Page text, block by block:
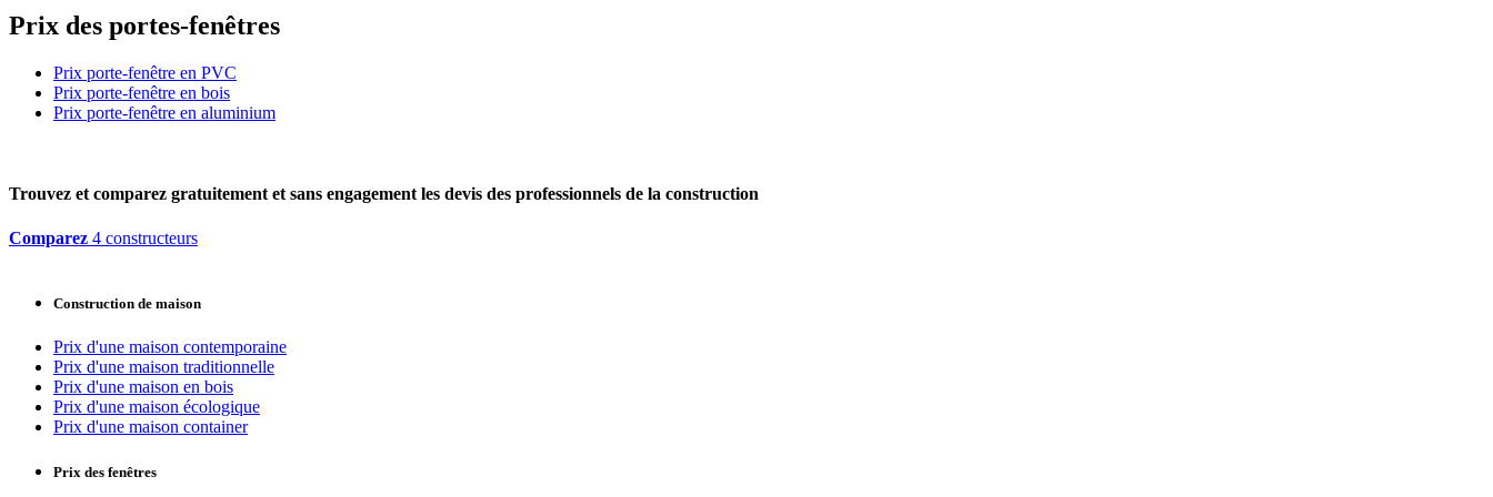
Prix des portes-fenêtres
Prix porte-fenêtre en PVC
Prix porte-fenêtre en bois
Prix porte-fenêtre en aluminium
Trouvez et comparez gratuitement et sans engagement les devis des professionnels de la construction
Comparez 4 constructeurs
Construction de maison
Prix d'une maison contemporaine
Prix d'une maison traditionnelle
Prix d'une maison en bois
Prix d'une maison écologique
Prix d'une maison container
Prix des fenêtres